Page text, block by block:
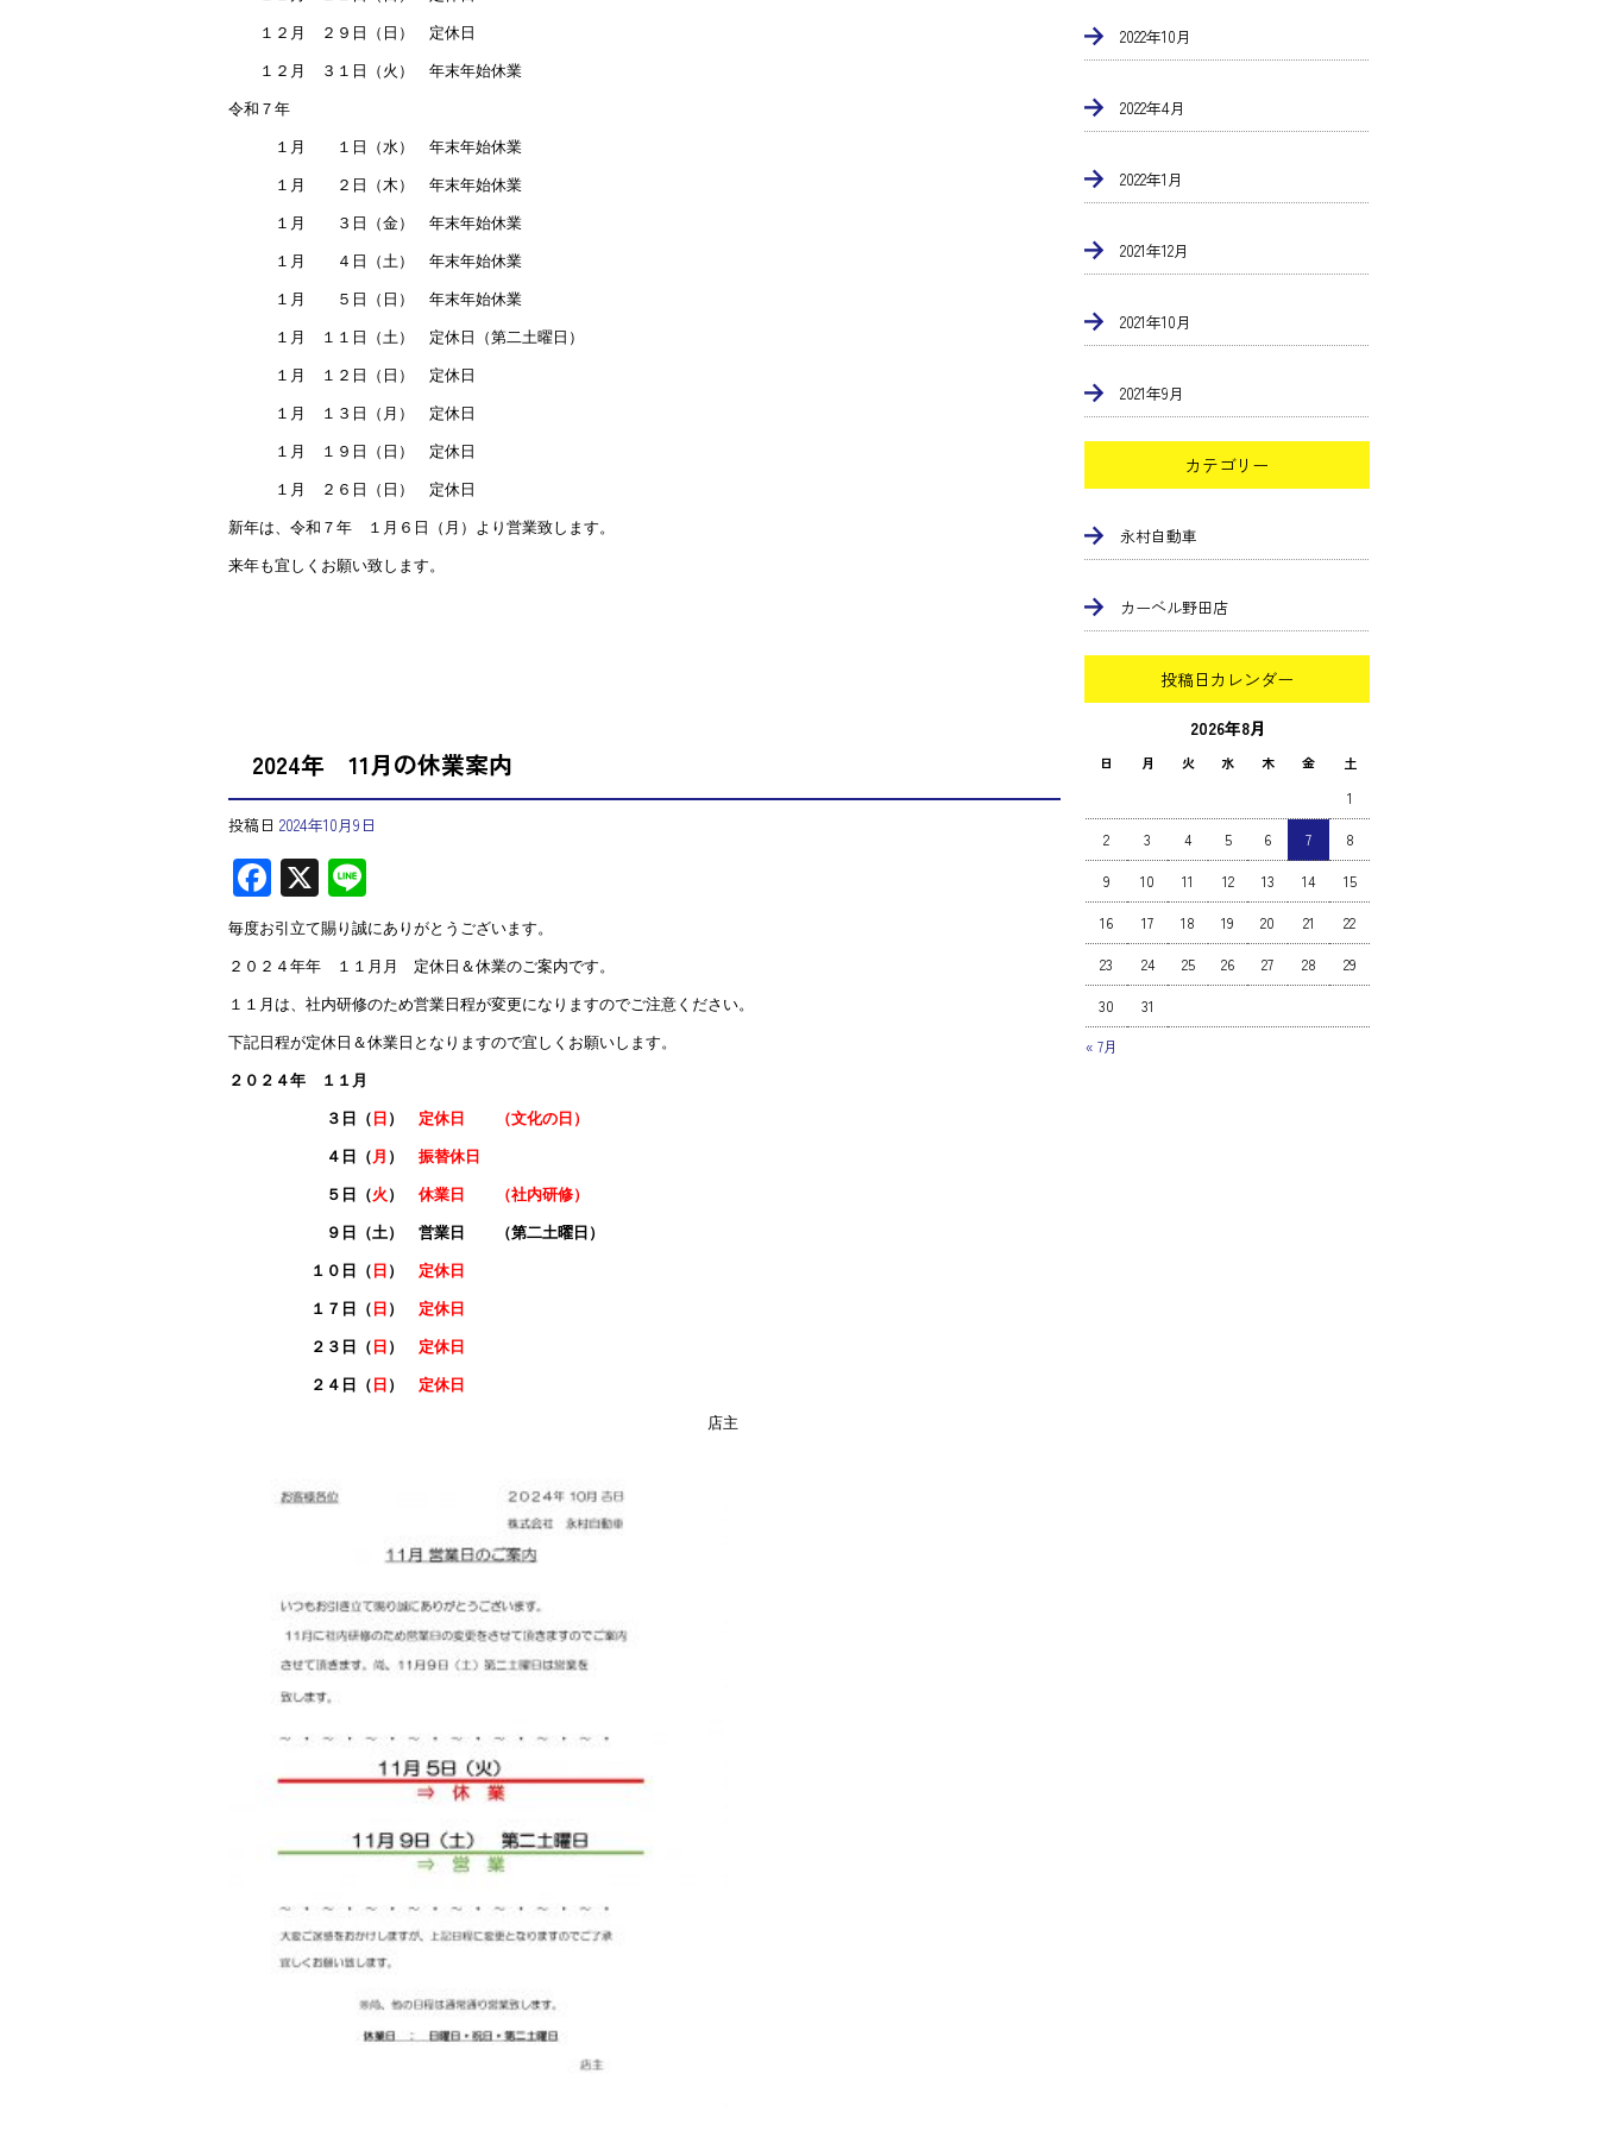
１２月 ２９日（日） 定休日
１２月 ３１日（火） 年末年始休業
令和７年
１月 １日（水） 年末年始休業
１月 ２日（木） 年末年始休業
１月 ３日（金） 年末年始休業
１月 ４日（土） 年末年始休業
１月 ５日（日） 年末年始休業
１月 １１日（土） 定休日（第二土曜日）
１月 １２日（日） 定休日
１月 １３日（月） 定休日
１月 １９日（日） 定休日
１月 ２６日（日） 定休日
新年は、令和７年 １月６日（月）より営業致します。
来年も宜しくお願い致します。
2024年 11月の休業案内
投稿日 2024年10月9日
F
ac
e
b
o
ok
X
ne
毎度お引立て賜り誠にありがとうございます。
２０２４年年 １１月月 定休日＆休業のご案内です。
１１月は、社内研修のため営業日程が変更になりますのでご注意ください。
下記日程が定休日＆休業日となりますので宜しくお願いします。
２０２４年 １１月
３日（ 日 ） 定休日 （文化の日）
４日（月 ） 振替休日
５日（火 ） 休業日 （社内研修）
９日（土） 営業日 （第二土曜日）
１０日（ 日 ） 定休日
１７日（ 日 ） 定休日
２３日（ 日 ） 定休日
２４日（ 日 ） 定休日
店主
2022年10月
2022年4月
2022年1月
2021年12月
2021年10月
2021年9月
カテゴリー
永村自動車
カーベル野田店
投稿日カレンダー
2026年8月
日 月 火 水 木 金 土
« 7月
1
2 3 4 5 6 7 8
9 10 11 12 13 14 15
16 17 18 19 20 21 22
23 24 25 26 27 28 29
30 31